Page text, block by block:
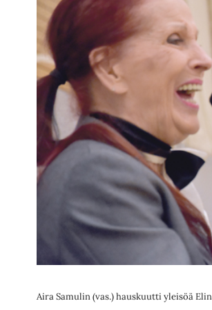
Aira Samulin (vas.) hauskuutti yleisöä